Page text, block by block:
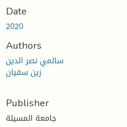
Date
2020
Authors
سالمي نصر الدین
زین سفیان
Publisher
جامعة المسيلة